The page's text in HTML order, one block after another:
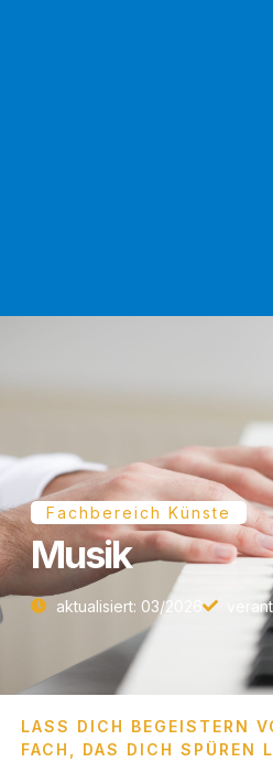
Fachbereich Künste
Musik
aktua­li­siert: 03/​2026
LASS DICH BEGEISTERN
FACH, DAS DICH SPÜREN